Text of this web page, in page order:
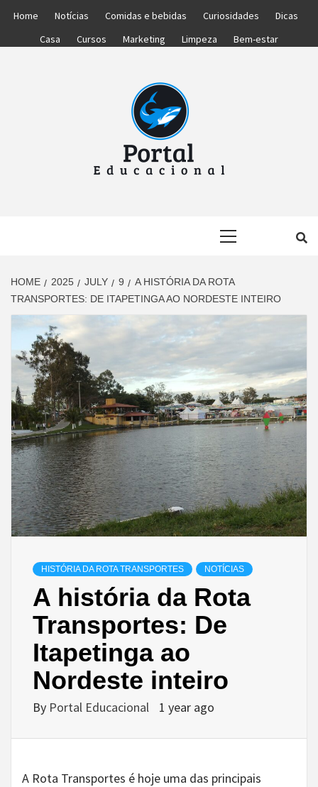
Home Notícias Comidas e bebidas Curiosidades
Dicas
Casa
Cursos Marketing Limpeza Bem-estar
HOME 2025 JULY 9
A HISTÓRIA DA ROTA
TRANSPORTES: DE ITAPETINGA AO NORDESTE INTEIRO
HISTÓRIA DA ROTA TRANSPORTES NOTÍCIAS
A história da Rota
Transportes: De
Itapetinga ao
Nordeste inteiro
By Portal Educacional 1 year ago
A Rota Transportes é hoje uma das principais